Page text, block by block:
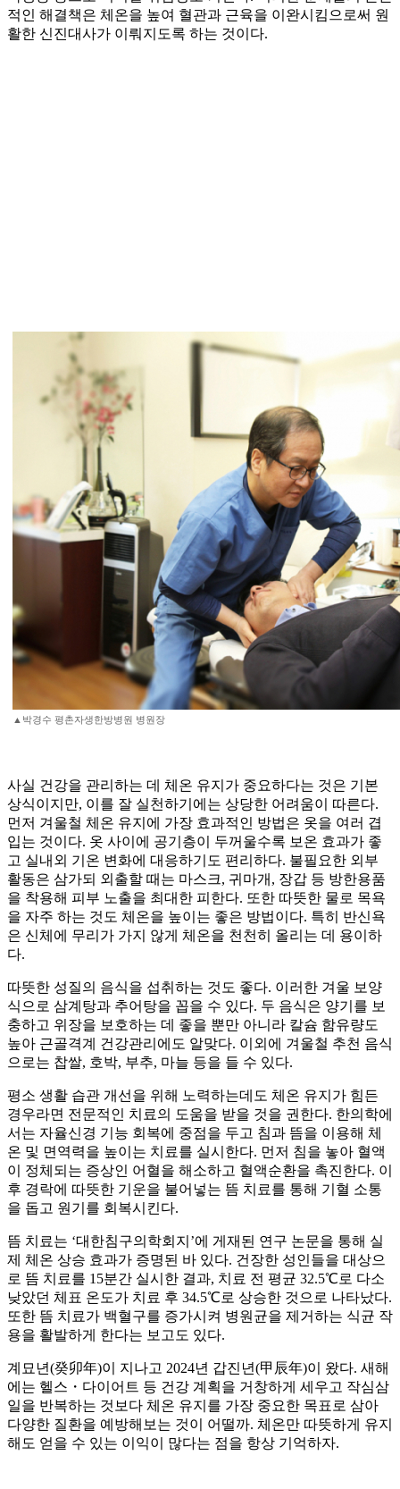
적인 해결책은 체온을 높여 혈관과 근육을 이완시킴으로써 원
활한 신진대사가 이뤄지도록 하는 것이다.
▲박경수 평촌자생한방병원 병원장
사실 건강을 관리하는 데 체온 유지가 중요하다는 것은 기본
상식이지만, 이를 잘 실천하기에는 상당한 어려움이 따른다.
먼저 겨울철 체온 유지에 가장 효과적인 방법은 옷을 여러 겹
입는 것이다. 옷 사이에 공기층이 두꺼울수록 보온 효과가 좋
고 실내외 기온 변화에 대응하기도 편리하다. 불필요한 외부
활동은 삼가되 외출할 때는 마스크, 귀마개, 장갑 등 방한용품
을 착용해 피부 노출을 최대한 피한다. 또한 따뜻한 물로 목욕
을 자주 하는 것도 체온을 높이는 좋은 방법이다. 특히 반신욕
은 신체에 무리가 가지 않게 체온을 천천히 올리는 데 용이하
다.
따뜻한 성질의 음식을 섭취하는 것도 좋다. 이러한 겨울 보양
식으로 삼계탕과 추어탕을 꼽을 수 있다. 두 음식은 양기를 보
충하고 위장을 보호하는 데 좋을 뿐만 아니라 칼슘 함유량도
높아 근골격계 건강관리에도 알맞다. 이외에 겨울철 추천 음식
으로는 찹쌀, 호박, 부추, 마늘 등을 들 수 있다.
평소 생활 습관 개선을 위해 노력하는데도 체온 유지가 힘든
경우라면 전문적인 치료의 도움을 받을 것을 권한다. 한의학에
서는 자율신경 기능 회복에 중점을 두고 침과 뜸을 이용해 체
온 및 면역력을 높이는 치료를 실시한다. 먼저 침을 놓아 혈액
이 정체되는 증상인 어혈을 해소하고 혈액순환을 촉진한다. 이
후 경락에 따뜻한 기운을 불어넣는 뜸 치료를 통해 기혈 소통
을 돕고 원기를 회복시킨다.
뜸 치료는 ‘대한침구의학회지’에 게재된 연구 논문을 통해 실
제 체온 상승 효과가 증명된 바 있다. 건장한 성인들을 대상으
로 뜸 치료를 15분간 실시한 결과, 치료 전 평균 32.5℃로 다소
낮았던 체표 온도가 치료 후 34.5℃로 상승한 것으로 나타났다.
또한 뜸 치료가 백혈구를 증가시켜 병원균을 제거하는 식균 작
용을 활발하게 한다는 보고도 있다.
계묘년(癸卯年)이 지나고 2024년 갑진년(甲辰年)이 왔다. 새해
에는 헬스・다이어트 등 건강 계획을 거창하게 세우고 작심삼
일을 반복하는 것보다 체온 유지를 가장 중요한 목표로 삼아
다양한 질환을 예방해보는 것이 어떨까. 체온만 따뜻하게 유지
해도 얻을 수 있는 이익이 많다는 점을 항상 기억하자.